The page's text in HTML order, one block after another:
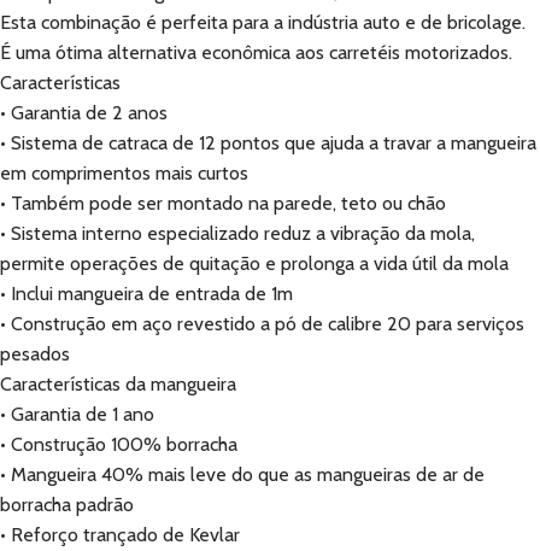
Esta combinação é perfeita para a indústria auto e de bricolage.
É uma ótima alternativa econômica aos carretéis motorizados.
Características
• Garantia de 2 anos
• Sistema de catraca de 12 pontos que ajuda a travar a mangueira
em comprimentos mais curtos
• Também pode ser montado na parede, teto ou chão
• Sistema interno especializado reduz a vibração da mola,
permite operações de quitação e prolonga a vida útil da mola
• Inclui mangueira de entrada de 1m
• Construção em aço revestido a pó de calibre 20 para serviços
pesados
Características da mangueira
• Garantia de 1 ano
• Construção 100% borracha
• Mangueira 40% mais leve do que as mangueiras de ar de
borracha padrão
• Reforço trançado de Kevlar